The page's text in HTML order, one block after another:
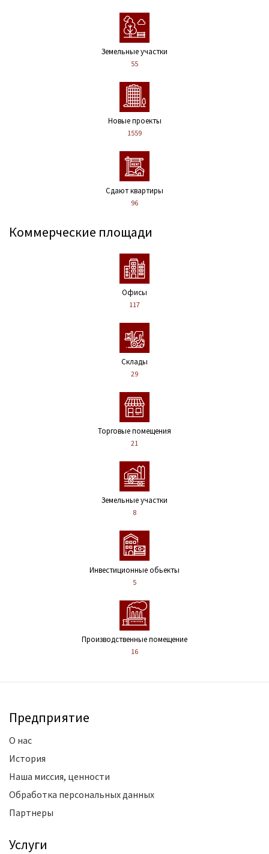
Земельные участки
55
Новые проекты
1559
Сдают квартиры
96
Коммерческие площади
Офисы
117
Склады
29
Торговые помещения
21
Земельные участки
8
Инвестиционные обьекты
5
Производственные помещение
16
Предприятие
О нас
История
Наша миссия, ценности
Обработка персональных данных
Партнеры
Услуги